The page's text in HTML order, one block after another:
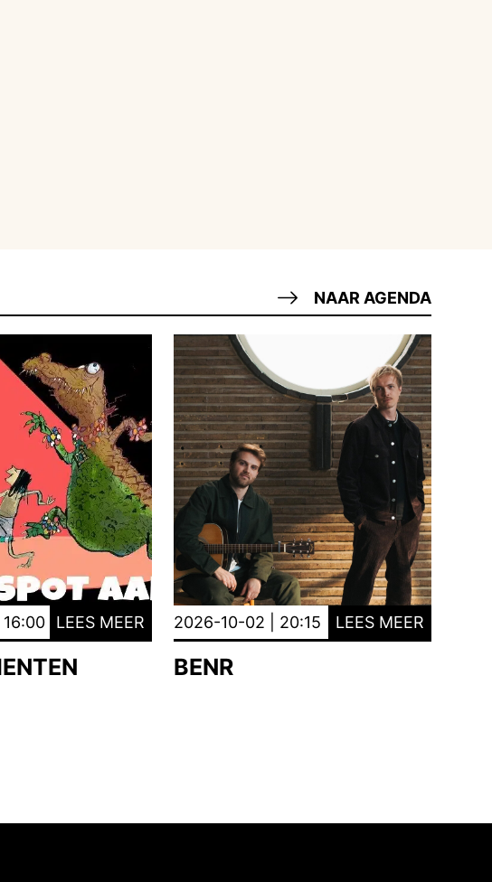
NAAR AGENDA
LEES MEER 2026-10-02 | 20:15 LEES MEER
BENR